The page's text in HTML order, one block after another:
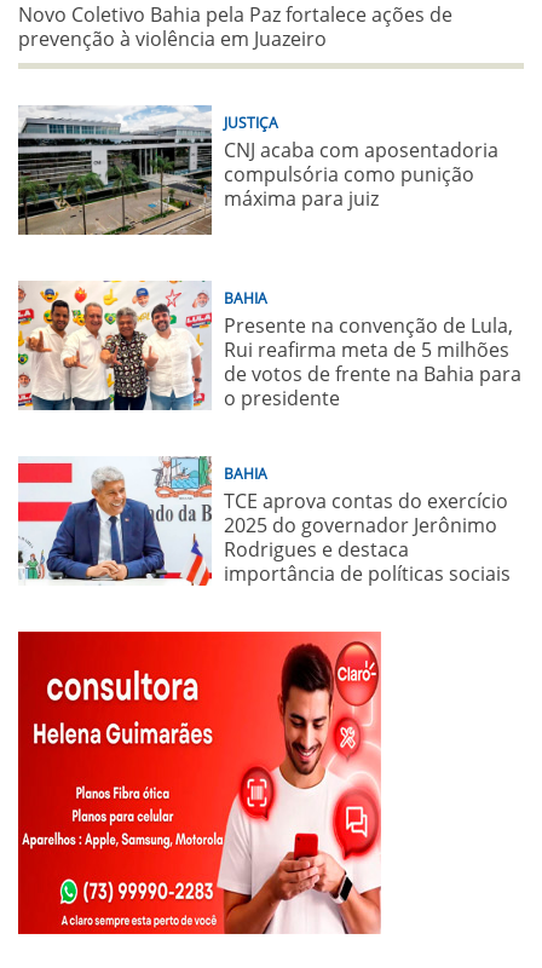
Novo Coletivo Bahia pela Paz fortalece ações de
prevenção à violência em Juazeiro
JUSTIÇA
CNJ acaba com aposentadoria
compulsória como punição
máxima para juiz
BAHIA
Presente na convenção de Lula,
Rui reafirma meta de 5 milhões
de votos de frente na Bahia para
o presidente
BAHIA
TCE aprova contas do exercício
2025 do governador Jerônimo
Rodrigues e destaca
importância de políticas sociais